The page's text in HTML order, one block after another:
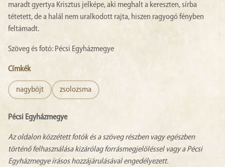
maradt gyertya Krisztus jelképe, aki meghalt a kereszten, sírba
tétetett, de a halál nem uralkodott rajta, hiszen ragyogó fényben
feltámadt.
Szöveg és fotó: Pécsi Egyházmegye
Címkék
nagyböjt zsolozsma
Pécsi Egyházmegye
Az oldalon közzétett fotók és a szöveg részben vagy egészben
történő felhasználása kizárólag forrásmegjelöléssel vagy a Pécsi
Egyházmegye írásos hozzájárulásával engedélyezett.